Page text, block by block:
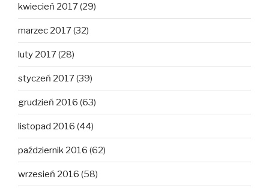
kwiecień 2017(29)
marzec 2017(32)
luty 2017(28)
styczeń 2017(39)
grudzień 2016 (63)
listopad 2016 (44)
październik 2016 (62)
wrzesień 2016 (58)